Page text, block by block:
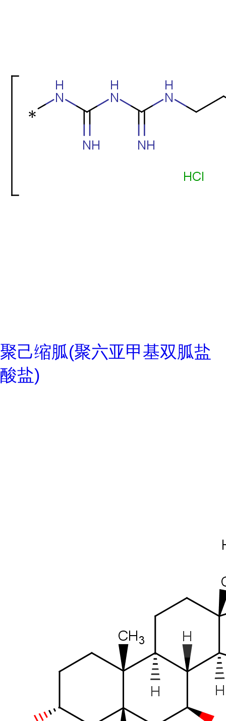
聚己缩胍(聚六亚甲基双胍盐
酸盐)